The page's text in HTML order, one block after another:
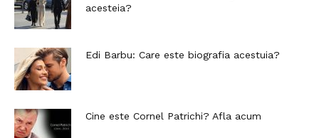
acesteia?
Edi Barbu: Care este biografia acestuia?
Cine este Cornel Patrichi? Afla acum